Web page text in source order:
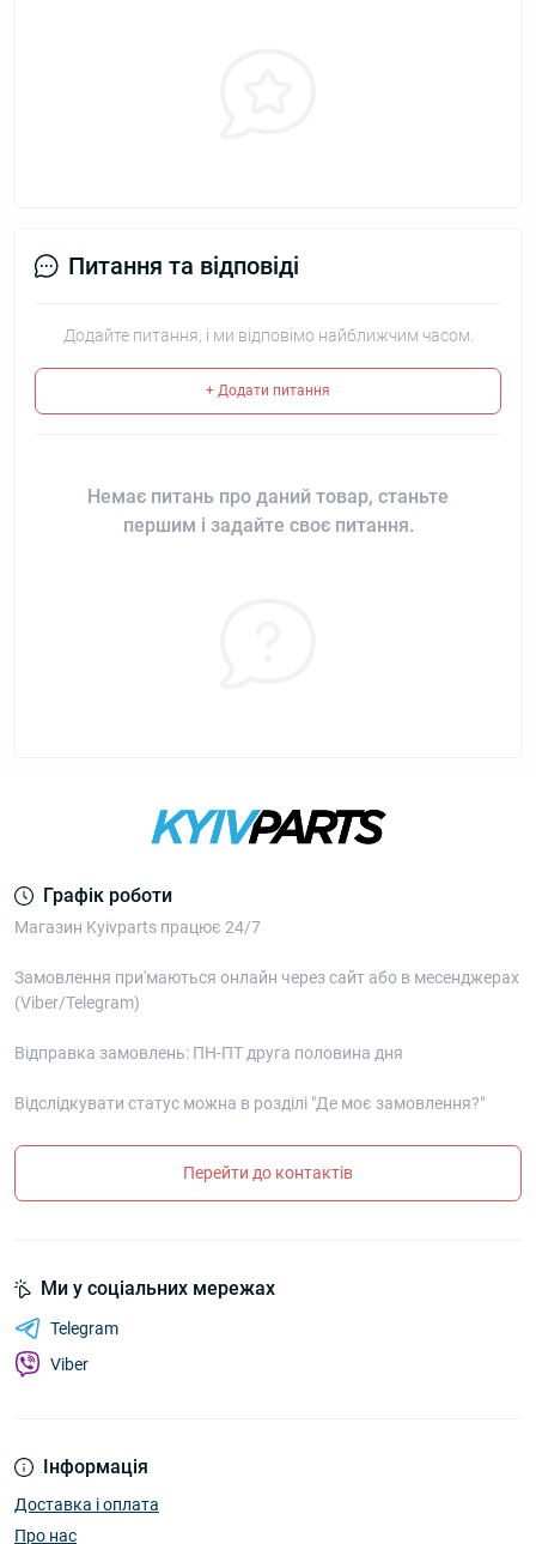
Питання та відповіді
Додайте питання, і ми відповімо найближчим часом.
+ Додати питання
Немає питань про даний товар, станьте
першим і задайте своє питання.
Графік роботи
Магазин Kyivparts працює 24/7
Замовлення при'маються онлайн через сайт або в месенджерах
(Viber/Telegram)
Відправка замовлень: ПН-ПТ друга половина дня
Відслідкувати статус можна в розділі "Де моє замовлення?"
Перейти до контактів
Інформація
Доставка і оплата
Про нас
Ми у соціальних мережах
Telegram
Viber